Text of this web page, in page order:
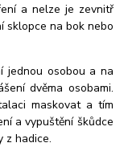
a nelze je zevnitř
sklopce na bok nebo
jednou osobou a na
dvěma osobami.
maskovat a tím
a vypuštění škůdce
z hadice.